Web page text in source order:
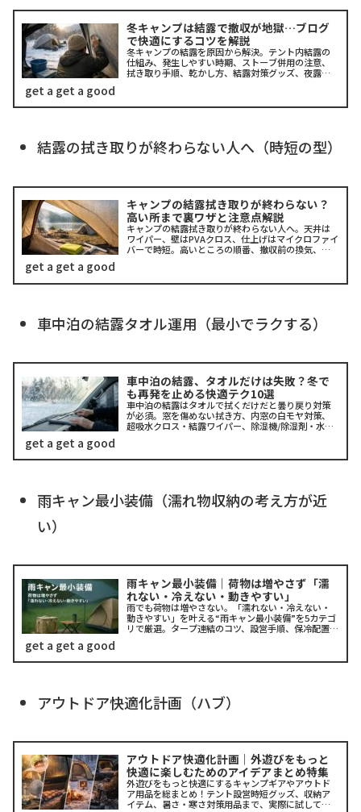
冬キャンプは結露で撤収が地獄…ブログ
で快適にするコツを解説
冬キャンプの結露を原因から解決。テント内結露の
仕組み、発生しやすい時期、ストーブ併用の注意、
拭き取り手順、乾かし方、結露対策グッズ、夜露対
した。撤収がラクになる道具選びも。
get a get a good
結露の拭き取りが終わらない人へ（時短の型）
キャンプの結露拭き取りが終わらない？
高い所まで裏ワザと注意点解説
キャンプの結露拭き取りが終わらない人へ。天井は
ワイパー、壁はPVAクロス、仕上げはマイクロファイ
バーで時短。高いところの順番、撤収前の換気、吸
結露防止スプレーの注意点までまとめて解説！
get a get a good
車中泊の結露タオル運用（最小でラクする）
車中泊の結露、タオルだけは失敗？冬で
も再発を止める快適テク10選
車中泊の結露はタオルで拭くだけだと曇り戻り対策
が必須。窓を傷めない拭き方、内窓の白モヤ対策、
超吸水クロス・結露ワイパー、除湿機/除湿剤・水と
エースの最短手順も解説。チェックリスト付き。
get a get a good
雨キャン最小装備（濡れ物収納の考え方が近
い）
雨キャン最小装備｜荷物は増やさず「濡
れない・冷えない・動きやすい」
雨でも荷物は増やさない。「濡れない・冷えない・
動きやすい」を叶える“雨キャン最小装備”を5カテゴ
リで厳選。タープ連結のコツ、設営手順、保冷配置、
get a get a good
アウトドア快適化計画（ハブ）
アウトドア快適化計画｜外遊びをもっと
快適に楽しむためのアイデアまとめ特集
外遊びをもっと快適にするキャンプギアやアウトド
ア用品を総まとめ！テント設営時短グッズ、収納ア
イテム、暑さ・寒さ対策用品まで、実際に試してわ